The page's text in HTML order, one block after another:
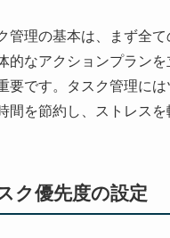
管理の基本は、まず全
的なアクションプラン
要です。タスク管理に
間を節約し、ストレス
ク優先度の設定